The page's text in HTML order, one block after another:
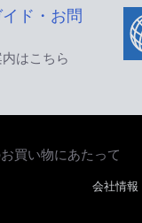
ド・お問
はこちら
買い物にあたって
会社情報